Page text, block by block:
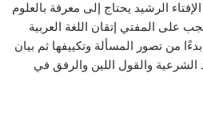
الرشيد يحتاج إلى معرفة بالعلوم
يجب على المفتي إتقان اللغة العربية
من تصور المسألة وتكييفها ثم بيان
الشرعية والقول اللين والرفق في